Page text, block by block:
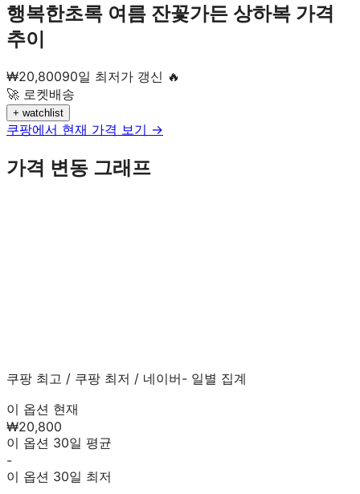
행복한초록 여름 잔꽃가든 상하복 가격
추이
₩20,80090일 최저가 갱신 🔥
🚀 로켓배송
+ watchlist
쿠팡에서 현재 가격 보기 →
가격 변동 그래프
쿠팡 최고 / 쿠팡 최저 / 네이버- 일별 집계
이 옵션 현재
₩20,800
이 옵션 30일 평균
-
이 옵션 30일 최저